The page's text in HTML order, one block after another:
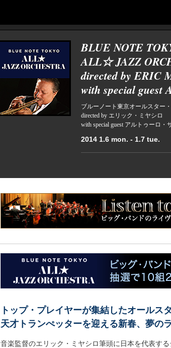
BLUE NOTE
ALL☆ JAZZ
directed by ERIC
with special guest
ブルーノート東京オールスター
directed by エリック・ミヤシロ
with special guest アルトゥーロ・
2014 1.6 mon. - 1.7 tue.
トップ・プレイヤーが集結したオールス
天才トランぺッターを迎える新春、夢の
音楽監督のエリック・ミヤシロ筆頭に日本を代表す